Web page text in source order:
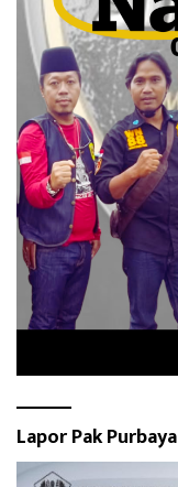
Lapor Pak Purbaya